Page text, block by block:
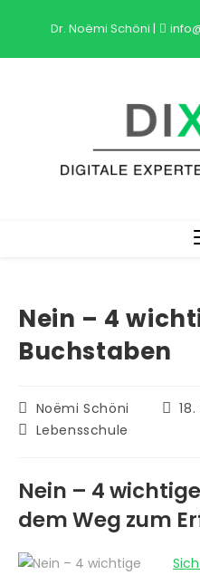
springen
Dr. Noëmi Schöni |
Nein – 4
Buchstaben
Beitrags-
Autor:
Noëmi Schöni
Beitrags-
Lebensschule
Nein – 4
dem Weg zum